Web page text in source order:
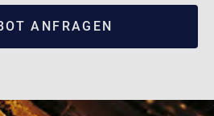
ANFRAGEN